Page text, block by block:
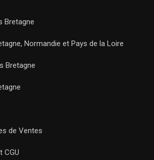
Bretagne
Normandie et Pays de la Loire
Bretagne
de Ventes
CGU